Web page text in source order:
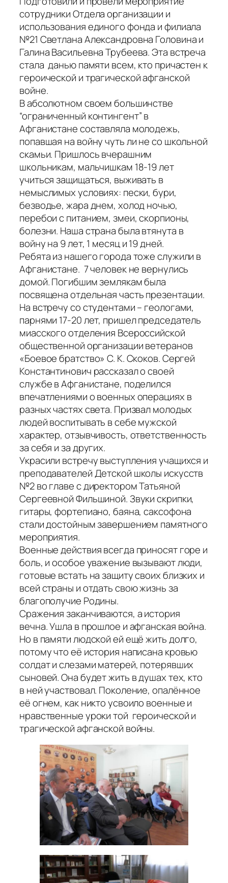
сотрудники Отдела организации и
использования единого фонда и филиала
№21 Светлана Александровна Головина и
Галина Васильевна Трубеева. Эта встреча
стала данью памяти всем, кто причастен к
героической и трагической афганской
войне.
В абсолютном своем большинстве
“ограниченный контингент” в
Афганистане составляла молодежь,
попавшая на войну чуть ли не со школьной
скамьи. Пришлось вчерашним
школьникам, мальчишкам 18-19 лет
учиться защищаться, выживать в
немыслимых условиях: пески, бури,
безводье, жара днем, холод ночью,
перебои с питанием, змеи, скорпионы,
болезни. Наша страна была втянута в
войну на 9 лет, 1 месяц и 19 дней.
Ребята из нашего города тоже служили в
Афганистане. 7 человек не вернулись
домой. Погибшим землякам была
посвящена отдельная часть презентации.
На встречу со студентами – геологами,
парнями 17-20 лет, пришел председатель
миасского отделения Всероссийской
общественной организации ветеранов
«Боевое братство» С. К. Скоков. Сергей
Константинович рассказал о своей
службе в Афганистане, поделился
впечатлениями о военных операциях в
разных частях света. Призвал молодых
людей воспитывать в себе мужской
характер, отзывчивость, ответственность
за себя и за других.
Украсили встречу выступления учащихся и
преподавателей Детской школы искусств
№2 во главе с директором Татьяной
Сергеевной Фильшиной. Звуки скрипки,
гитары, фортепиано, баяна, саксофона
стали достойным завершением памятного
мероприятия.
Военные действия всегда приносят горе и
боль, и особое уважение вызывают люди,
готовые встать на защиту своих близких и
всей страны и отдать свою жизнь за
благополучие Родины.
Сражения заканчиваются, а история
вечна. Ушла в прошлое и афганская война.
Но в памяти людской ей ещё жить долго,
потому что её история написана кровью
солдат и слезами матерей, потерявших
сыновей. Она будет жить в душах тех, кто
в ней участвовал. Поколение, опалённое
её огнем, как никто усвоило военные и
нравственные уроки той героической и
трагической афганской войны.